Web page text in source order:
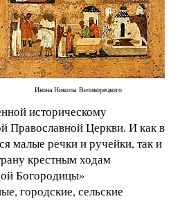
Икона Николы Великорецкого
историческому
Православной Церкви. И как в
малые речки и ручейки, так и
крестным ходам
Богородицы»
городские, сельские